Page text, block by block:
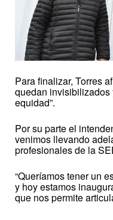
Para finalizar, Torres
quedan invisibilizados
equidad”.
Por su parte el
venimos llevando
profesionales de la
“Queríamos tener un
y hoy estamos
que nos permite